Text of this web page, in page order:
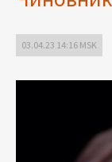
03.04.23 14:16 MSK